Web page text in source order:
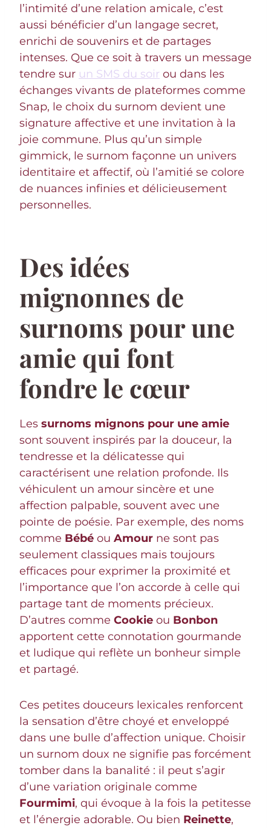
l’intimité d’une relation amicale, c’est
aussi bénéficier d’un langage secret,
enrichi de souvenirs et de partages
intenses. Que ce soit à travers un message
tendre sur un SMS du soir ou dans les
échanges vivants de plateformes comme
Snap, le choix du surnom devient une
signature affective et une invitation à la
joie commune. Plus qu’un simple
gimmick, le surnom façonne un univers
identitaire et affectif, où l’amitié se colore
de nuances infinies et délicieusement
personnelles.
Des idées
mignonnes de
surnoms pour une
amie qui font
fondre le cœur
Les surnoms mignons pour une amie
sont souvent inspirés par la douceur, la
tendresse et la délicatesse qui
caractérisent une relation profonde. Ils
véhiculent un amour sincère et une
affection palpable, souvent avec une
pointe de poésie. Par exemple, des noms
comme Bébé ou Amour ne sont pas
seulement classiques mais toujours
efficaces pour exprimer la proximité et
l’importance que l’on accorde à celle qui
partage tant de moments précieux.
D’autres comme Cookie ou Bonbon
apportent cette connotation gourmande
et ludique qui reflète un bonheur simple
et partagé.
Ces petites douceurs lexicales renforcent
la sensation d’être choyé et enveloppé
dans une bulle d’affection unique. Choisir
un surnom doux ne signifie pas forcément
tomber dans la banalité : il peut s’agir
d’une variation originale comme
Fourmimi, qui évoque à la fois la petitesse
et l’énergie adorable. Ou bien Reinette,